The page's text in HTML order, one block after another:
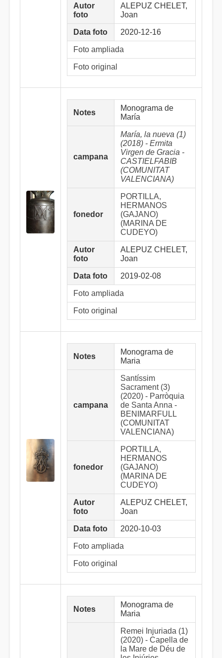
Autor
foto
ALEPUZ CHELET,
Joan
Data foto 2020-12-16
Foto ampliada
Foto original
Notes
Monograma de
María
campana
María, la nueva (1)
(2018) - Ermita
Virgen de Gracia -
CASTIELFABIB
(COMUNITAT
VALENCIANA)
fonedor
PORTILLA,
HERMANOS
(GAJANO)
(MARINA DE
CUDEYO)
Autor
foto
ALEPUZ CHELET,
Joan
Data foto 2019-02-08
Foto ampliada
Foto original
Notes
Monograma de
Maria
campana
Santíssim
Sacrament (3)
(2020) - Parròquia
de Santa Anna -
BENIMARFULL
(COMUNITAT
VALENCIANA)
fonedor
PORTILLA,
HERMANOS
(GAJANO)
(MARINA DE
CUDEYO)
Autor
foto
ALEPUZ CHELET,
Joan
Data foto 2020-10-03
Foto ampliada
Foto original
Notes
Monograma de
Maria
Remei Injuriada (1)
(2020) - Capella de
la Mare de Déu de